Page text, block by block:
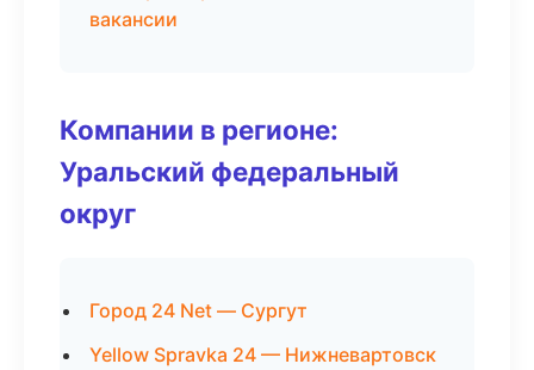
вакансии
Компании в регионе:
Уральский федеральный
округ
Город 24 Net — Сургут
Yellow Spravka 24 — Нижневартовск